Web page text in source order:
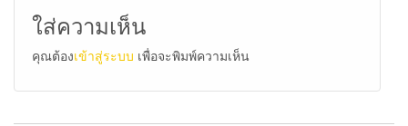
ใส่ความเห็น
คุณต้องเข้าสู่ระบบ เพื่อจะพิมพ์ความเห็น